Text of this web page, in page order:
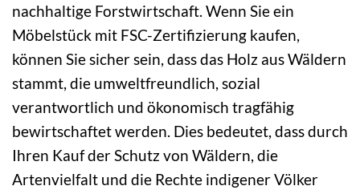
nachhaltige Forstwirtschaft. Wenn Sie ein
Möbelstück mit FSC-Zertifizierung kaufen,
können Sie sicher sein, dass das Holz aus Wäldern
stammt, die umweltfreundlich, sozial
verantwortlich und ökonomisch tragfähig
bewirtschaftet werden. Dies bedeutet, dass durch
Ihren Kauf der Schutz von Wäldern, die
Artenvielfalt und die Rechte indigener Völker